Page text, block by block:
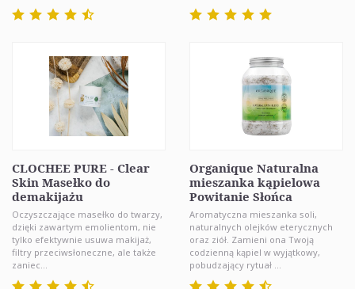
CLOCHEE PURE - Clear
Skin Masełko do
demakijażu
Oczyszczające masełko do twarzy,
dzięki zawartym emolientom, nie
tylko efektywnie usuwa makijaż,
filtry przeciwsłoneczne, ale także
zaniec...
Organique Naturalna
mieszanka kąpielowa
Powitanie Słońca
Aromatyczna mieszanka soli,
naturalnych olejków eterycznych
oraz ziół. Zamieni ona Twoją
codzienną kąpiel w wyjątkowy,
pobudzający rytuał ...